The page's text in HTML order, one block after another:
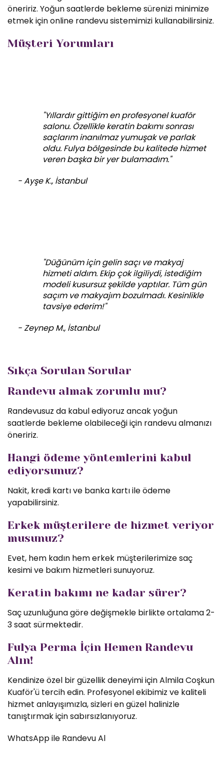
öneririz. Yoğun saatlerde bekleme sürenizi minimize
etmek için online randevu sistemimizi kullanabilirsiniz.
Müşteri Yorumları
"Yıllardır gittiğim en profesyonel kuaför
salonu. Özellikle keratin bakımı sonrası
saçlarım inanılmaz yumuşak ve parlak
oldu. Fulya bölgesinde bu kalitede hizmet
veren başka bir yer bulamadım."
- Ayşe K., İstanbul
"Düğünüm için gelin saçı ve makyaj
hizmeti aldım. Ekip çok ilgiliydi, istediğim
modeli kusursuz şekilde yaptılar. Tüm gün
saçım ve makyajım bozulmadı. Kesinlikle
tavsiye ederim!"
- Zeynep M., İstanbul
Sıkça Sorulan Sorular
Randevu almak zorunlu mu?
Randevusuz da kabul ediyoruz ancak yoğun
saatlerde bekleme olabileceği için randevu almanızı
öneririz.
Hangi ödeme yöntemlerini kabul
ediyorsunuz?
Nakit, kredi kartı ve banka kartı ile ödeme
yapabilirsiniz.
Erkek müşterilere de hizmet veriyor
musunuz?
Evet, hem kadın hem erkek müşterilerimize saç
kesimi ve bakım hizmetleri sunuyoruz.
Keratin bakımı ne kadar sürer?
Saç uzunluğuna göre değişmekle birlikte ortalama 2-
3 saat sürmektedir.
Fulya Perma İçin Hemen Randevu
Alın!
Kendinize özel bir güzellik deneyimi için Almila Coşkun
Kuaför'ü tercih edin. Profesyonel ekibimiz ve kaliteli
hizmet anlayışımızla, sizleri en güzel halinizle
tanıştırmak için sabırsızlanıyoruz.
WhatsApp ile Randevu Al